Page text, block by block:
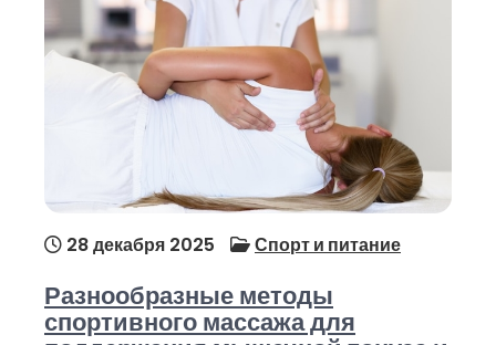
28 декабря 2025 Спорт и питание
Разнообразные методы
спортивного массажа для